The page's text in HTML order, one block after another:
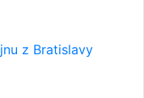
z Bratislavy